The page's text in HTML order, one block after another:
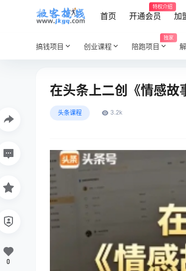
首页 开通会员
特权介绍
加
搞钱项目 创业课程 陪跑项目
独家
在头条上二创《情感
头条课程 3.2k
0